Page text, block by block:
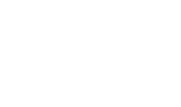
с помощью
много сезонов.